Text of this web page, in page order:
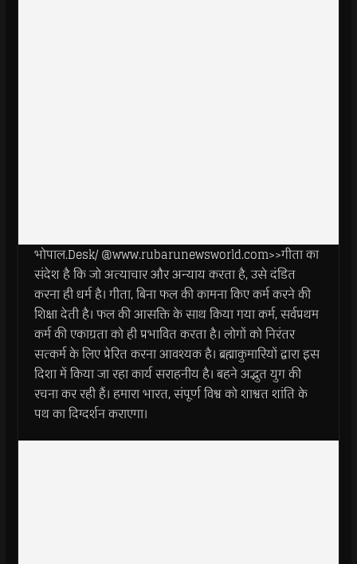
भोपाल.Desk/ @www.rubarunewsworld.com>>गीता का
संदेश है कि जो अत्याचार और अन्याय करता है, उसे दंडित
करना ही धर्म है। गीता, बिना फल की कामना किए कर्म करने की
शिक्षा देती है। फल की आसक्ति के साथ किया गया कर्म, सर्वप्रथम
कर्म की एकाग्रता को ही प्रभावित करता है। लोगों को निरंतर
सत्कर्म के लिए प्रेरित करना आवश्यक है। ब्रह्माकुमारियों द्वारा इस
दिशा में किया जा रहा कार्य सराहनीय है। बहने अद्भुत युग की
रचना कर रही हैं। हमारा भारत, संपूर्ण विश्व को शाश्वत शांति के
पथ का दिग्दर्शन कराएगा।